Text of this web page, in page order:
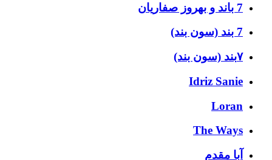
7 باند و بهروز صفاریان
7 بند (سون بند)
۷بند (سون بند)
Idriz Sanie
Loran
The Ways
آبا مقدم